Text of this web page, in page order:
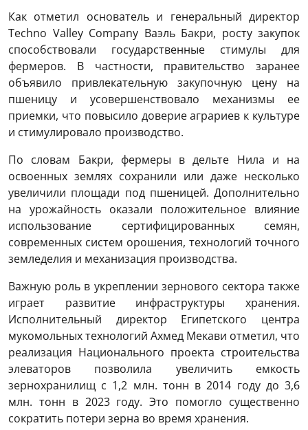
Как отметил основатель и генеральный директор
Techno Valley Company Ваэль Бакри, росту закупок
способствовали государственные стимулы для
фермеров. В частности, правительство заранее
объявило привлекательную закупочную цену на
пшеницу и усовершенствовало механизмы ее
приемки, что повысило доверие аграриев к культуре
и стимулировало производство.
По словам Бакри, фермеры в дельте Нила и на
освоенных землях сохранили или даже несколько
увеличили площади под пшеницей. Дополнительно
на урожайность оказали положительное влияние
использование сертифицированных семян,
современных систем орошения, технологий точного
земледелия и механизация производства.
Важную роль в укреплении зернового сектора также
играет развитие инфраструктуры хранения.
Исполнительный директор Египетского центра
мукомольных технологий Ахмед Мекави отметил, что
реализация Национального проекта строительства
элеваторов позволила увеличить емкость
зернохранилищ с 1,2 млн. тонн в 2014 году до 3,6
млн. тонн в 2023 году. Это помогло существенно
сократить потери зерна во время хранения.